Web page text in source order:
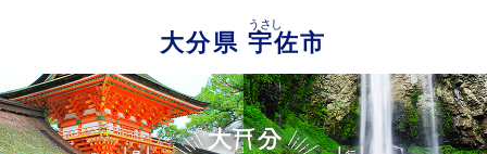
大分県宇佐市
うさし